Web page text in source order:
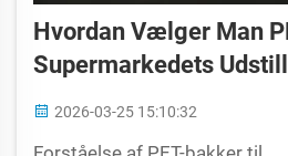
Hvordan Vælger Man
Supermarkedets
2026-03-25 15:10:32